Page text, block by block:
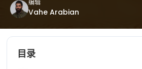
编辑
Vahe Arabian
目录